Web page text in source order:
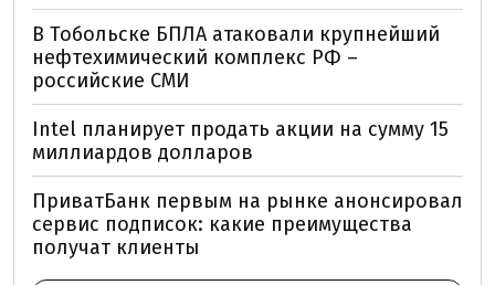
В Тобольске БПЛА атаковали крупнейший
нефтехимический комплекс РФ –
российские СМИ
Intel планирует продать акции на сумму 15
миллиардов долларов
ПриватБанк первым на рынке анонсировал
сервис подписок: какие преимущества
получат клиенты